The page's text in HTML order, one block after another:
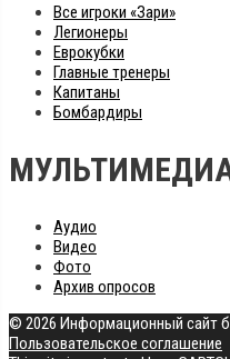
Все игроки «Зари»
Легионеры
Еврокубки
Главные тренеры
Капитаны
Бомбардиры
Аудио
Видео
Фото
Архив опросов
© 2026 Информационный сайт
Пользовательское соглашение